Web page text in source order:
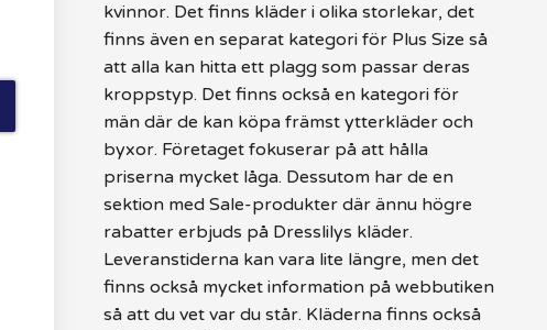
kvinnor. Det finns kläder i olika storlekar, det
finns även en separat kategori för Plus Size så
att alla kan hitta ett plagg som passar deras
kroppstyp. Det finns också en kategori för
män där de kan köpa främst ytterkläder och
byxor. Företaget fokuserar på att hålla
priserna mycket låga. Dessutom har de en
sektion med Sale-produkter där ännu högre
rabatter erbjuds på Dresslilys kläder.
Leveranstiderna kan vara lite längre, men det
finns också mycket information på webbutiken
så att du vet var du står. Kläderna finns också